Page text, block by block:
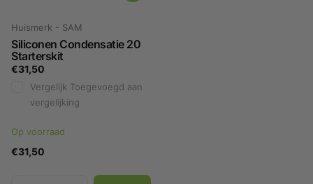
Huismerk - SAM
Siliconen Condensatie 20
Starterskit
€31,50
Vergelijk Toegevoegd aan
vergelijking
Op voorraad
€31,50